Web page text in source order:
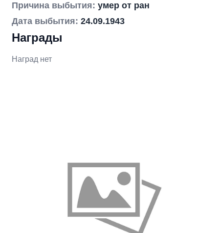
Причина выбытия: умер от ран
Дата выбытия: 24.09.1943
Награды
Наград нет